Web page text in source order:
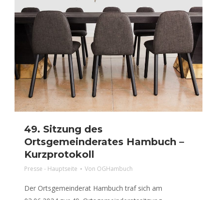
49. Sitzung des
Ortsgemeinderates Hambuch –
Kurzprotokoll
Presse - Hauptseite Von OGHambuch
Der Ortsgemeinderat Hambuch traf sich am